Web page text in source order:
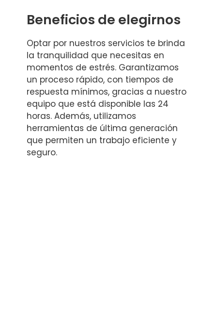
Beneficios de elegirnos
Optar por nuestros servicios te brinda
la tranquilidad que necesitas en
momentos de estrés. Garantizamos
un proceso rápido, con tiempos de
respuesta mínimos, gracias a nuestro
equipo que está disponible las 24
horas. Además, utilizamos
herramientas de última generación
que permiten un trabajo eficiente y
seguro.